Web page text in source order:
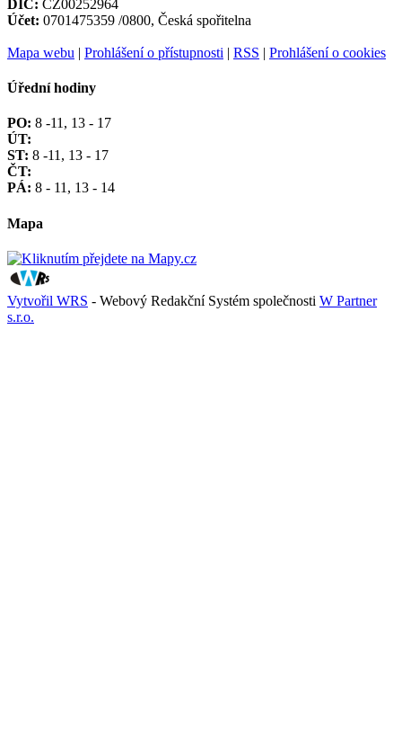
DIČ: CZ00252964
Účet: 0701475359 /0800, Česká spořitelna
Mapa webu | Prohlášení o přístupnosti | RSS | Prohlášení o cookies
Úřední hodiny
PO: 8 -11, 13 - 17
ÚT:
ST: 8 -11, 13 - 17
ČT:
PÁ: 8 - 11, 13 - 14
Mapa
Vytvořil WRS - Webový Redakční Systém společnosti W Partner
s.r.o.